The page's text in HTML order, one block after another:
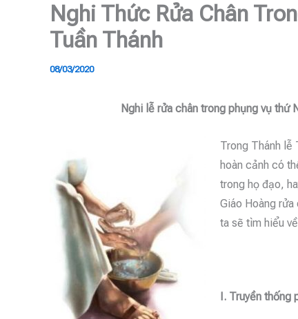
Nghi Thức Rửa Chân
Tuần Thánh
08/03/2020
Nghi lễ rửa chân trong phụng vụ thứ
Trong Thánh lễ
hoàn cảnh có
trong họ đạo,
Giáo Hoàng rửa
ta sẽ tìm hiểu
I. Truyền thống